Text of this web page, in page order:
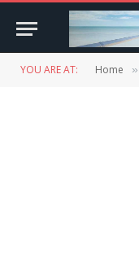
YOU ARE AT: Home »